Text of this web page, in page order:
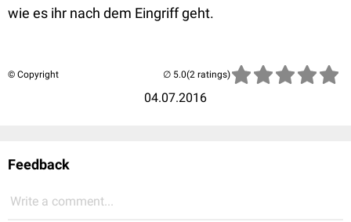
wie es ihr nach dem Eingriff geht.
© Copyright
04.07.2016
(2 ratings)
Feedback
Write a comment...